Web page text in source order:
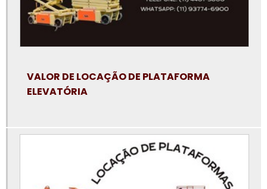
Locação plataforma elevatória tesoura
Locar plataforma elevatória
Peças para plataforma elevatória
Plataforma articulada 12m aluguel
VALOR DE LOCAÇÃO DE PLATAFORMA
ELEVATÓRIA